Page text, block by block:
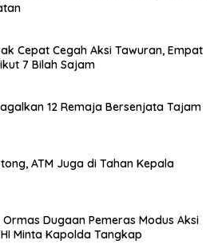
Cepat Cegah Aksi Tawuran, Empat
7 Bilah Sajam
12 Remaja Bersenjata Tajam
ATM Juga di Tahan Kepala
Dugaan Pemeras Modus Aksi
Minta Kapolda Tangkap